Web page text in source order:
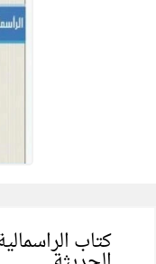
كتاب